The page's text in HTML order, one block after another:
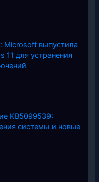
Microsoft выпустила
11 для устранения
KB5099539:
системы и новые